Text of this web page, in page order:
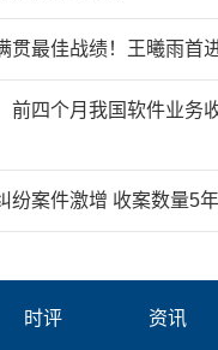
贯最佳战绩！王曦雨首
前四个月我国软件业务
纷案件激增 收案数量5
时评 资讯